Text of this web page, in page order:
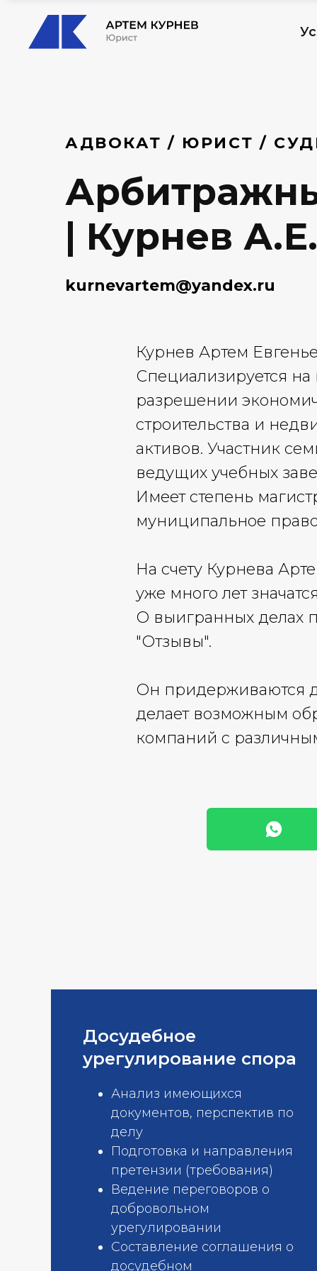
АДВОКАТ / ЮРИСТ /
| Курнев А.Е.
kurnevartem@yandex.ru
Курнев Артем
Специализируется
разрешении
строительства и
активов. Участник
ведущих учебных
Имеет степень
муниципальное
На счету Курнева
уже много лет
О выигранных делах
"Отзывы".
Он придерживаются
делает возможным
компаний с
Досудебное
урегулирование спора
Анализ имеющихся
документов, перспектив по
делу
Подготовка и направления
претензии (требования)
Ведение переговоров о
добровольном
урегулировании
Составление соглашения о
досудебном